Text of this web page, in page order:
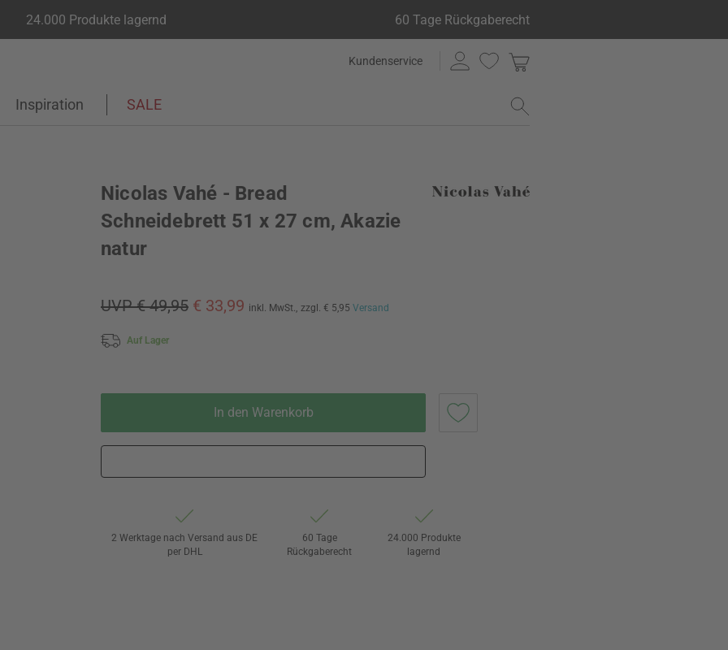
24.000 Produkte lagernd 60 Tage Rückgaberecht
Kundenservice
Inspiration SALE
Nicolas Vahé - Bread
Schneidebrett 51 x 27 cm, Akazie
natur
UVP € 49,95 € 33,99 inkl. MwSt., zzgl. € 5,95 Versand
Auf Lager
In den Warenkorb
2 Werktage nach Versand aus DE
per DHL
60 Tage
Rückgaberecht
24.000 Produkte
lagernd